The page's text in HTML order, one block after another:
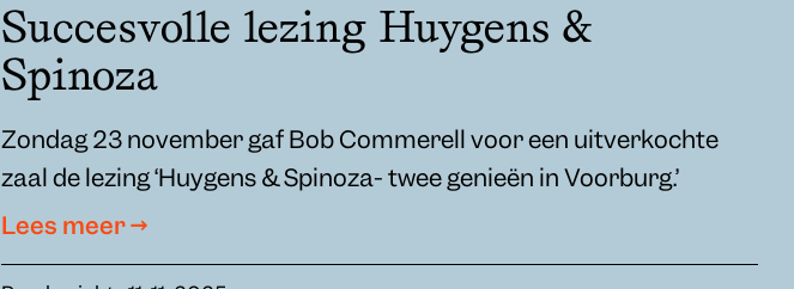
Succesvolle lezing Huygens &
Spinoza
Zondag 23 november gaf Bob Commerell voor een uitverkochte
zaal de lezing ‘Huygens & Spinoza- twee genieën in Voorburg.’
Lees meer →